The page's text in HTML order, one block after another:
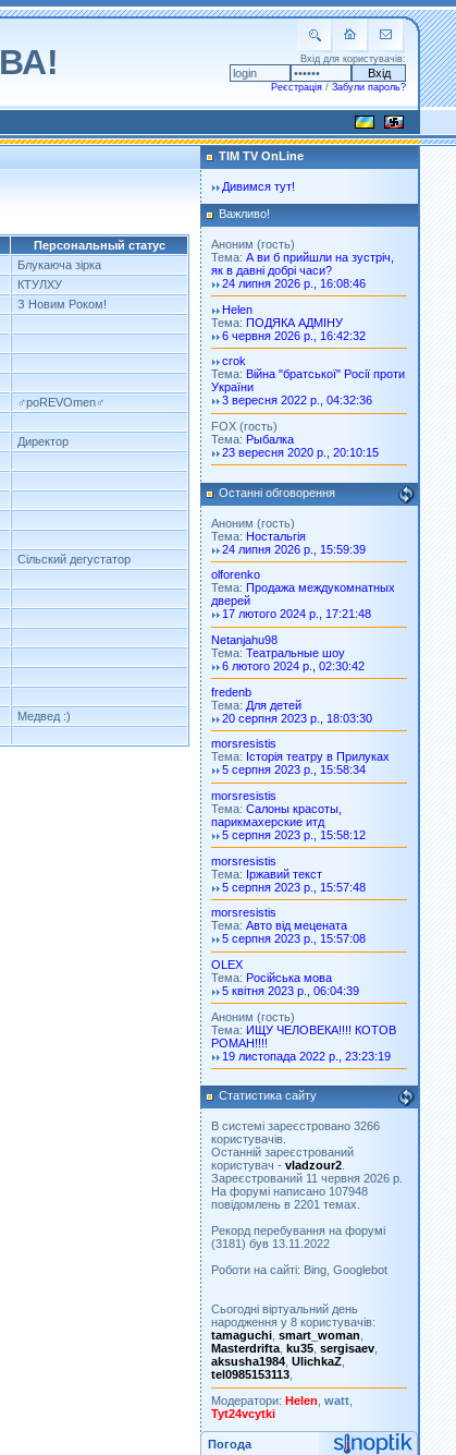
Вхід для користувачів:
Реєстрація / Забули пароль?
Персональный статус
Блукаюча зірка
КТУЛХУ
З Новим Роком!
♂poREVOmen♂
Директор
Сільский дегустатор
Медвед :)
TIM TV OnLine
Дивимся тут!
Важливо!
Аноним (гость)
Тема: А ви б прийшли на зустріч,
як в давні добрі часи?
24 липня 2026 р., 16:08:46
Helen
Тема: ПОДЯКА АДМІНУ
6 червня 2026 р., 16:42:32
crok
Тема: Війна "братської" Росії проти
України
3 вересня 2022 р., 04:32:36
FOX (гость)
Тема: Рыбалка
23 вересня 2020 р., 20:10:15
Останні обговорення
Аноним (гость)
Тема: Ностальгія
24 липня 2026 р., 15:59:39
olforenko
Тема: Продажа междукомнатных
дверей
17 лютого 2024 р., 17:21:48
Netanjahu98
Тема: Театральные шоу
6 лютого 2024 р., 02:30:42
fredenb
Тема: Для детей
20 серпня 2023 р., 18:03:30
morsresistis
Тема: Історія театру в Прилуках
5 серпня 2023 р., 15:58:34
morsresistis
Тема: Салоны красоты,
парикмахерские итд
5 серпня 2023 р., 15:58:12
morsresistis
Тема: Іржавий текст
5 серпня 2023 р., 15:57:48
morsresistis
Тема: Авто від мецената
5 серпня 2023 р., 15:57:08
OLEX
Тема: Російська мова
5 квітня 2023 р., 06:04:39
Аноним (гость)
Тема: ИЩУ ЧЕЛОВЕКА!!!! КОТОВ
РОМАН!!!!
19 листопада 2022 р., 23:23:19
Статистика сайту
В системі зареєстровано 3266
користувачів.
Останній зареєстрований
користувач - vladzour2
Зареєстрований 11 червня 2026 р.
На форумі написано 107948
повідомлень в 2201 темах.
Рекорд перебування на форумі
(3181) був 13.11.2022
Роботи на сайті: Bing, Googlebot
Сьогодні віртуальний день
народження у 8 користувачів:
tamaguchi smart_woman
Masterdrifta ku35 sergisaev
aksusha1984 UlichkaZ
tel0985153113
Модератори: Helen watt
Tyt24vcytki
Погода